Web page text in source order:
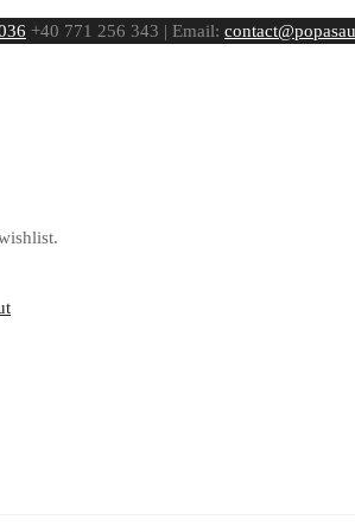
+40 771 256 343 | Email: